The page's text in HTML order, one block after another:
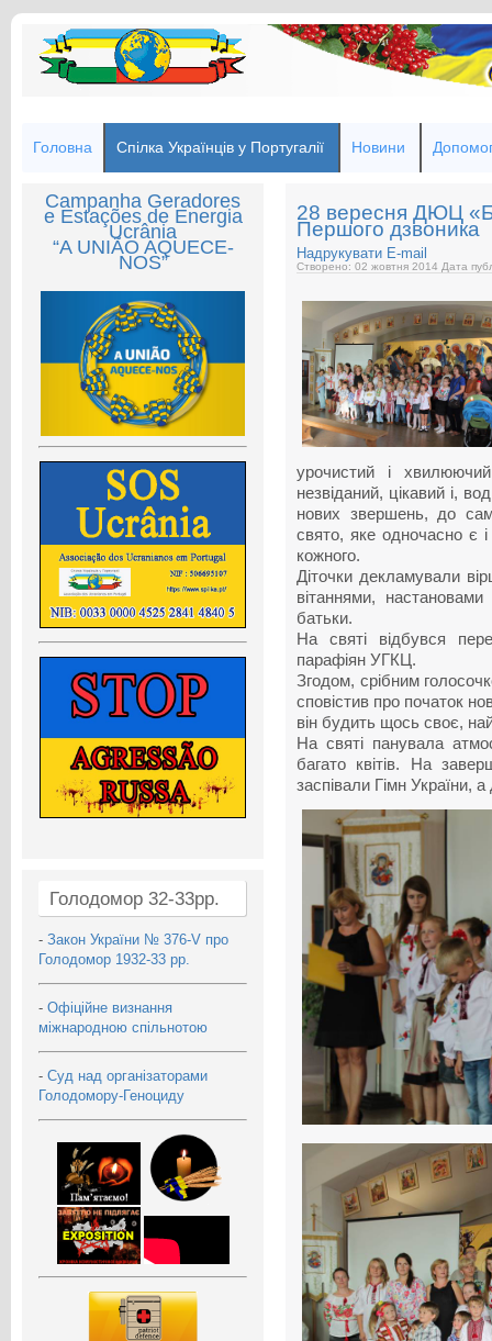
Головна Спілка Українців у Португалії Новини
Campanha Geradores
e Estações de Energia
Ucrânia
“A UNIÃO AQUECE-
NOS”
Голодомор 32-33рр.
- Закон України № 376-V про
Голодомор 1932-33 рр.
- Офіційне визнання
міжнародною спільнотою
- Суд над організаторами
Голодомору-Геноциду
28 вересня ДЮЦ
Першого дзвоника
Надрукувати E-mail
Створено: 02 жовтня 2014 Дата
урочистий і
незвіданий, цікавий і,
нових звершень, до
свято, яке одночасно є
кожного.
Діточки декламували
вітаннями,
батьки.
На святі відбувся
парафіян УГКЦ.
Згодом, срібним
сповістив про початок
він будить щось своє,
На святі панувала
багато квітів. На
заспівали Гімн України,